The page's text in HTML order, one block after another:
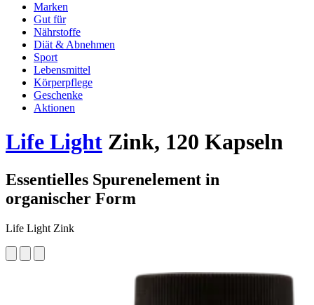
Marken
Gut für
Nährstoffe
Diät & Abnehmen
Sport
Lebensmittel
Körperpflege
Geschenke
Aktionen
Life Light Zink, 120 Kapseln
Essentielles Spurenelement in
organischer Form
Life Light Zink